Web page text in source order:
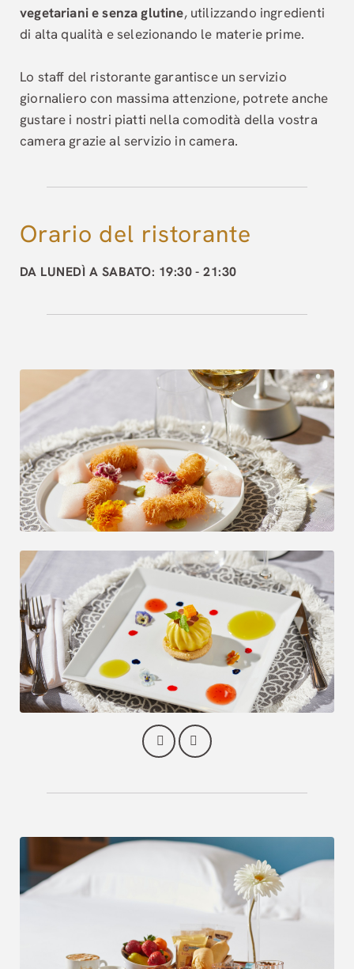
vegetariani e senza glutine, utilizzando ingredienti
di alta qualità e selezionando le materie prime.
Lo staff del ristorante garantisce un servizio
giornaliero con massima attenzione, potrete anche
gustare i nostri piatti nella comodità della vostra
camera grazie al servizio in camera.
Orario del ristorante
DA LUNEDÌ A SABATO: 19:30 - 21:30